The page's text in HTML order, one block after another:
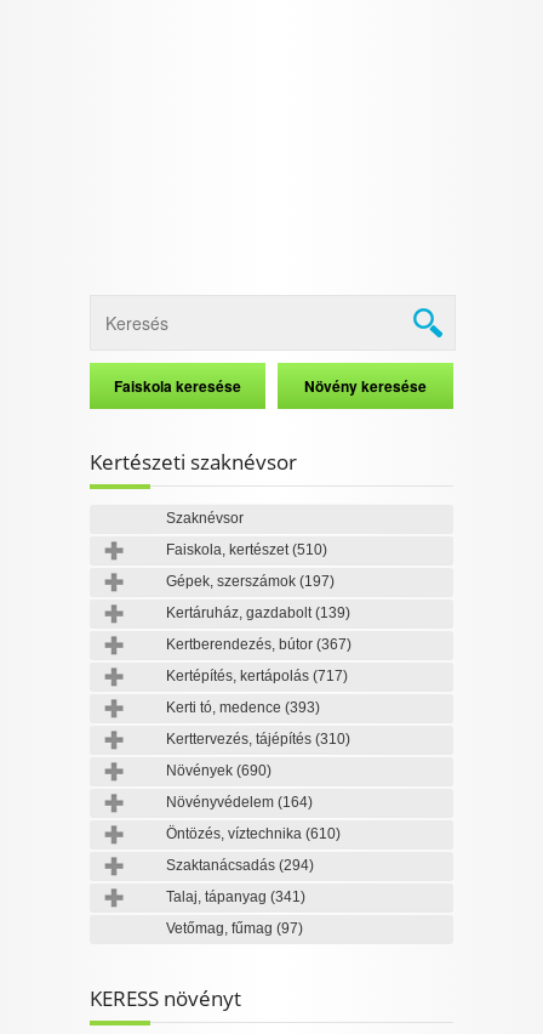
Kertészeti szaknévsor
Szaknévsor
Faiskola, kertészet(510)
Gépek, szerszámok (197)
Kertáruház, gazdabolt(139)
Kertberendezés, bútor (367)
Kertépítés, kertápolás (717)
Kerti tó, medence (393)
Kerttervezés, tájépítés (310)
Növények (690)
Növényvédelem (164)
Öntözés, víztechnika (610)
Szaktanácsadás (294)
Talaj, tápanyag (341)
Vetőmag, fűmag (97)
KERESS növényt